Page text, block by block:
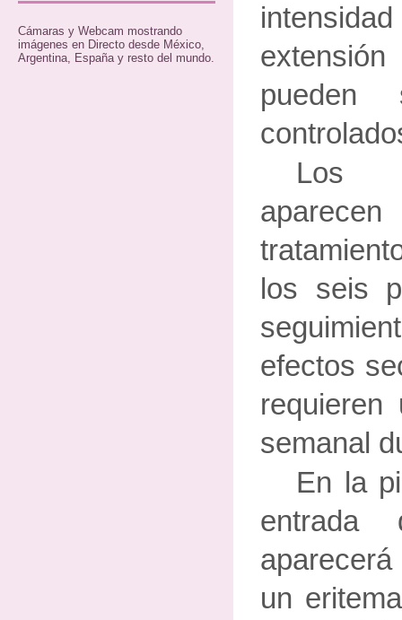
Cámaras y Webcam mostrando
imágenes en Directo desde México,
Argentina, España y resto del mundo.
Los
los seis
efectos
requieren
semanal
En la
entrada
un